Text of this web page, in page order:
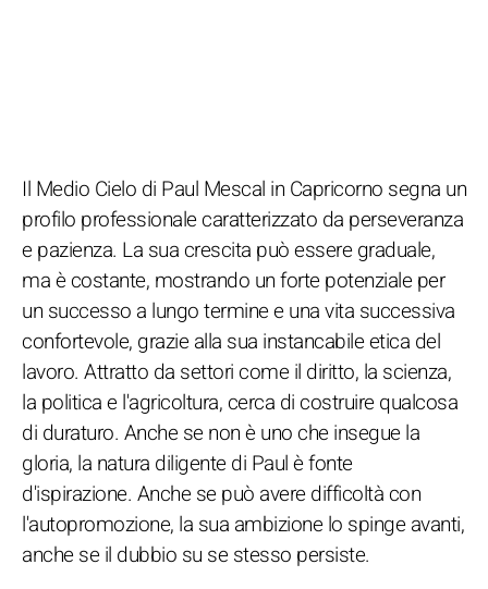
Il Medio Cielo di Paul Mescal in Capricorno segna un
profilo professionale caratterizzato da perseveranza
e pazienza. La sua crescita può essere graduale,
ma è costante, mostrando un forte potenziale per
un successo a lungo termine e una vita successiva
confortevole, grazie alla sua instancabile etica del
lavoro. Attratto da settori come il diritto, la scienza,
la politica e l'agricoltura, cerca di costruire qualcosa
di duraturo. Anche se non è uno che insegue la
gloria, la natura diligente di Paul è fonte
d'ispirazione. Anche se può avere difficoltà con
l'autopromozione, la sua ambizione lo spinge avanti,
anche se il dubbio su se stesso persiste.